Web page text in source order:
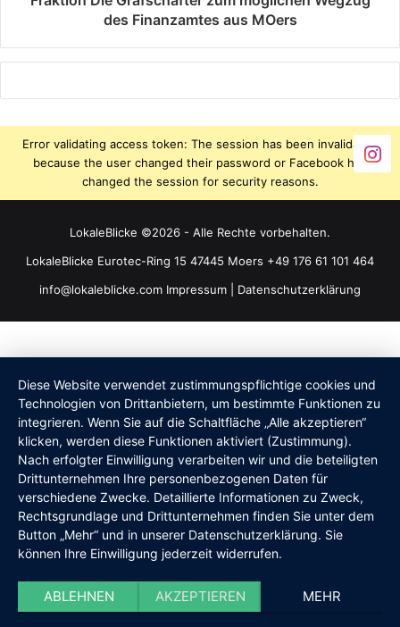
des Finanzamtes aus MOers
Error validating access token: The session has been invalidated
because the user changed their password or Facebook has
changed the session for security reasons.
LokaleBlicke ©2026 - Alle Rechte vorbehalten.
LokaleBlicke Eurotec-Ring 15 47445 Moers +49 176 61 101 464
info@lokaleblicke.com Impressum Datenschutzerklärung
Diese Website verwendet zustimmungspflichtige cookies und
Technologien von Drittanbietern, um bestimmte Funktionen zu
integrieren. Wenn Sie auf die Schaltfläche „Alle akzeptieren“
klicken, werden diese Funktionen aktiviert (Zustimmung).
Nach erfolgter Einwilligung verarbeiten wir und die beteiligten
Drittunternehmen Ihre personenbezogenen Daten für
verschiedene Zwecke. Detaillierte Informationen zu Zweck,
Rechtsgrundlage und Drittunternehmen finden Sie unter dem
Button „Mehr“ und in unserer Datenschutzerklärung. Sie
können Ihre Einwilligung jederzeit widerrufen.
ABLEHNEN AKZEPTIEREN MEHR